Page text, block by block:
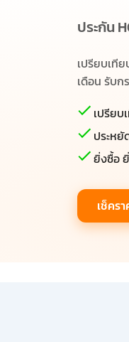
ประกัน
เปรียบเที
เดือน รับก
เปรียบ
ประหยั
ยิ่งซื้อ
เช็คร